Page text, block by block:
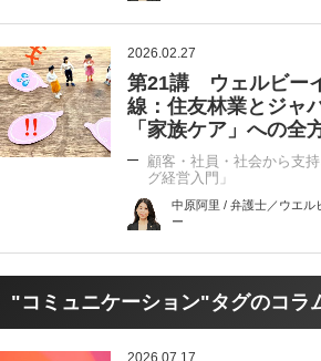
2026.02.27
第21講 ウェルビー
線：住友林業とジャ
「家族ケア」への全
顧客・社員・社会から支
グ経営入門」
中原阿里 / 弁護士／ウエル
ー
"コミュニケーション"タグのコラ
2026.07.17